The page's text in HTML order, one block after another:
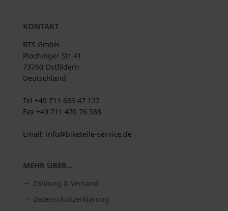
KONTAKT
BTS GmbH
Plochinger Str 41
73760 Ostfildern
Deutschland
Tel +49 711 633 47 127
Fax +49 711 470 76 588
Email: info@biketeile-service.de
MEHR ÜBER...
Zahlung & Versand
Datenschutzerklärung